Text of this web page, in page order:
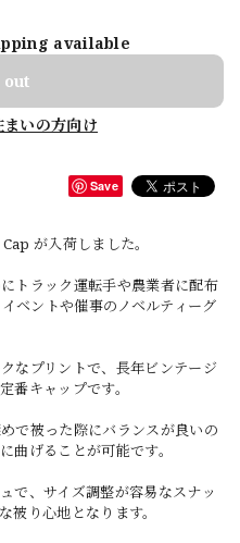
available
out
いの方向け
Save
が入荷しました。
トラック運転手や農業者に配布
ベントや催事のノベルティーグ
なプリントで、長年ビンテージ
番キャップです。
で被った際にバランスが良いの
曲げることが可能です。
で、サイズ調整が容易なスナッ
被り心地となります。